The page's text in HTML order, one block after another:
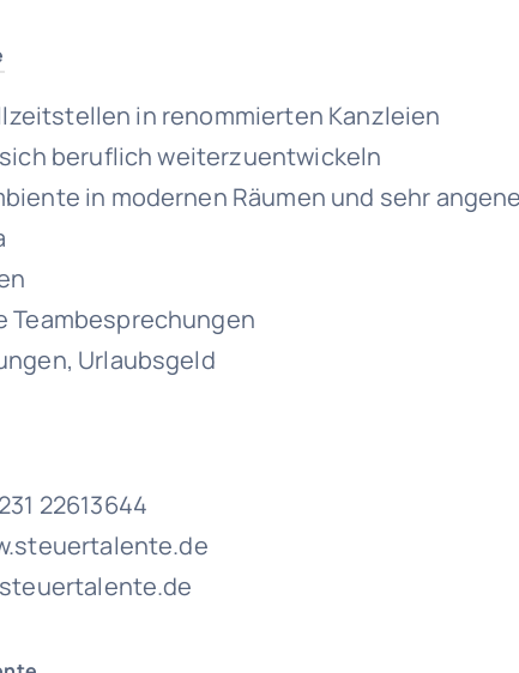
in renommierten Kanzleien
beruflich weiterzuentwickeln
in modernen Räumen und sehr
Teambesprechungen
Urlaubsgeld
22613644